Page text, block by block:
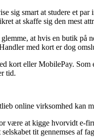
sig smart at studere et
at skaffe sig den mest
at hvis en butik på
med kort er dog
kort eller MobilePay.
tid.
online virksomhed kan
være at kigge hvorvidt e-
selskabet tit gennemses af